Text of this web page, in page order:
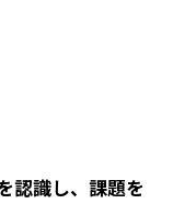
認識し、課題を